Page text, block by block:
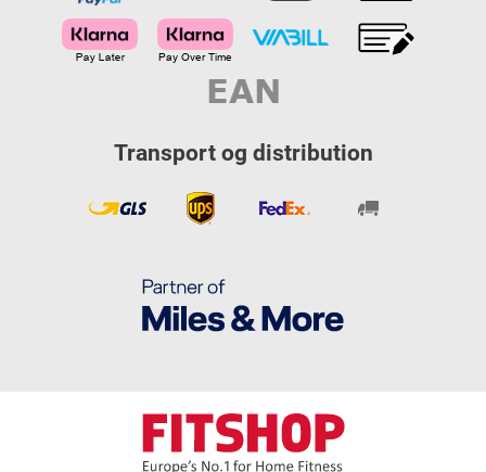
Transport og distribution